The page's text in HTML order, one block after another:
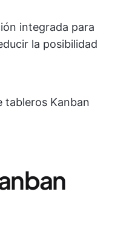
integrada para
la posibilidad
tableros Kanban